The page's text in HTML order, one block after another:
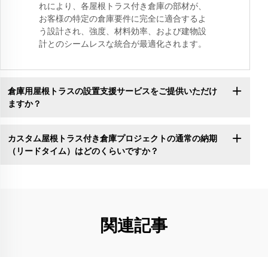
れにより、各屋根トラス付き倉庫の部材が、
お客様の特定の倉庫要件に完全に適合するよ
う設計され、強度、材料効率、および建物設
計とのシームレスな統合が最適化されます。
倉庫用屋根トラスの設置支援サービスをご提供いただけ
ますか？
カスタム屋根トラス付き倉庫プロジェクトの通常の納期
（リードタイム）はどのくらいですか？
関連記事